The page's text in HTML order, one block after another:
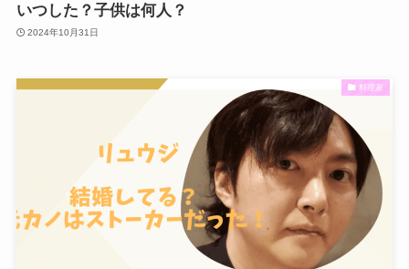
いつした？子供は何人？
2024年10月31日
料理家